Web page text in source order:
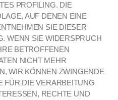
PROFILING. DIE
AUF DENEN EINE
SIE DIESER
WENN SIE WIDERSPRUCH
BETROFFENEN
NICHT MEHR
WIR KÖNNEN ZWINGENDE
FÜR DIE VERARBEITUNG
RECHTE UND